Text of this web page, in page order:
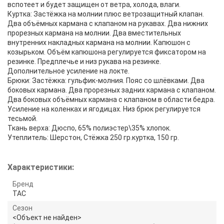
вспотеет и будет защищен от ветра, холода, влаги.
Куртка: Застёжка на молнии плюс ветрозащитный клапан.
Два объёмных кармана с клапаном на рукавах. Два нижних
прорезных кармана на молнии. Два вместительных
внутренних накладных кармана на молнии. Капюшон с
козырьком. Объём капюшона регулируется фиксатором на
резинке. Предплечье и низ рукава на резинке.
Дополнительное усиление на локте.
Брюки: Застёжка: гульфик-молния. Пояс со шлёвками. Два
боковых кармана. Два прорезных задних кармана с клапаном.
Два боковых объёмных кармана с клапаном в области бедра.
Усиление на коленках и ягодицах. Низ брюк регулируется
тесьмой.
Ткань верха: Дюспо, 65% полиэстер\35% хлопок.
Утеплитель: Шерстон, Стёжка 250 гр.куртка, 150 гр.
Характеристики:
Бренд
TAC
Сезон
<Объект не найден>